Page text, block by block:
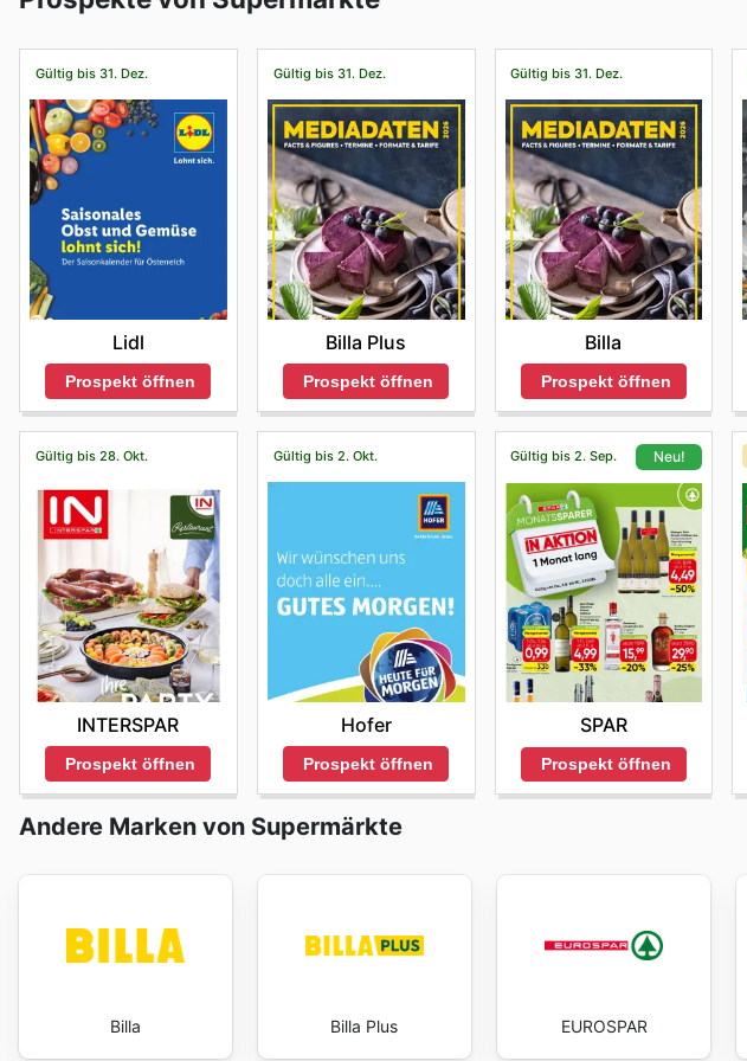
Gültig bis 31. Dez.
Lidl
Prospekt öffnen
Gültig bis 31. Dez.
Billa Plus
Prospekt öffnen
Gültig bis 31. Dez.
Billa
Prospekt öffnen
Gültig bis 28. Okt.
INTERSPAR
Prospekt öffnen
Gültig bis 2. Okt.
Hofer
Prospekt öffnen
Gültig bis 2. Sep. Neu!
SPAR
Prospekt öffnen
Andere Marken von Supermärkte
Billa Billa Plus EUROSPAR